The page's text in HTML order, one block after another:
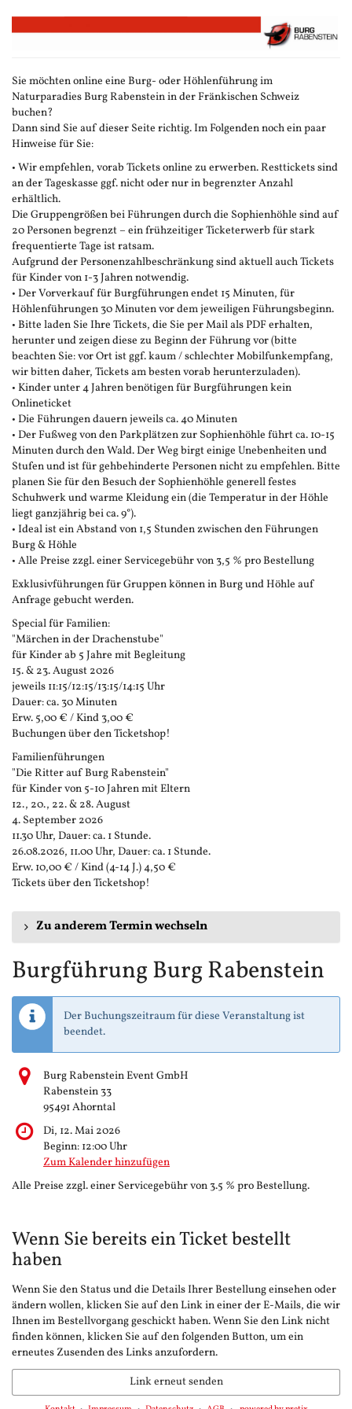
Zum
Haupt-
Sie möchten online eine Burg- oder Höhlenführung im
Naturparadies Burg Rabenstein in der Fränkischen Schweiz
buchen?
Dann sind Sie auf dieser Seite richtig. Im Folgenden noch ein paar
Hinweise für Sie:
• Wir empfehlen, vorab Tickets online zu erwerben. Resttickets sind
an der Tageskasse ggf. nicht oder nur in begrenzter Anzahl
erhältlich.
Die Gruppengrößen bei Führungen durch die Sophienhöhle sind auf
20 Personen begrenzt – ein frühzeitiger Ticketerwerb für stark
frequentierte Tage ist ratsam.
Aufgrund der Personenzahlbeschränkung sind aktuell auch Tickets
für Kinder von 1-3 Jahren notwendig.
• Der Vorverkauf für Burgführungen endet 15 Minuten, für
Höhlenführungen 30 Minuten vor dem jeweiligen Führungsbeginn.
• Bitte laden Sie Ihre Tickets, die Sie per Mail als PDF erhalten,
herunter und zeigen diese zu Beginn der Führung vor (bitte
beachten Sie: vor Ort ist ggf. kaum / schlechter Mobilfunkempfang,
wir bitten daher, Tickets am besten vorab herunterzuladen).
• Kinder unter 4 Jahren benötigen für Burgführungen kein
Onlineticket
• Die Führungen dauern jeweils ca. 40 Minuten
• Der Fußweg von den Parkplätzen zur Sophienhöhle führt ca. 10-15
Minuten durch den Wald. Der Weg birgt einige Unebenheiten und
Stufen und ist für gehbehinderte Personen nicht zu empfehlen. Bitte
planen Sie für den Besuch der Sophienhöhle generell festes
Schuhwerk und warme Kleidung ein (die Temperatur in der Höhle
liegt ganzjährig bei ca. 9°).
• Ideal ist ein Abstand von 1,5 Stunden zwischen den Führungen
Burg & Höhle
• Alle Preise zzgl. einer Servicegebühr von 3,5 % pro Bestellung
Exklusivführungen für Gruppen können in Burg und Höhle auf
Anfrage gebucht werden.
Special für Familien:
"Märchen in der Drachenstube"
für Kinder ab 5 Jahre mit Begleitung
15. & 23. August 2026
jeweils 11:15/12:15/13:15/14:15 Uhr
Dauer: ca. 30 Minuten
Erw. 5,00 € / Kind 3,00 €
Buchungen über den Ticketshop!
Familienführungen
"Die Ritter auf Burg Rabenstein"
für Kinder von 5-10 Jahren mit Eltern
12., 20., 22. & 28. August
4. September 2026
11.30 Uhr, Dauer: ca. 1 Stunde.
26.08.2026, 11.00 Uhr, Dauer: ca. 1 Stunde.
Erw. 10,00 € / Kind (4-14 J.) 4,50 €
Tickets über den Ticketshop!
Zu anderem Termin wechseln
Burgführung Burg Rabenstein
Der Buchungszeitraum für diese Veranstaltung ist
beendet.
Burg Rabenstein Event GmbH
Rabenstein 33
95491 Ahorntal
Di, 12. Mai 2026
Beginn: 12:00Uhr
Zum Kalender hinzufügen
Alle Preise zzgl. einer Servicegebühr von 3.5 % pro Bestellung.
Wenn Sie bereits ein Ticket bestellt
haben
Wenn Sie den Status und die Details Ihrer Bestellung einsehen oder
ändern wollen, klicken Sie auf den Link in einer der E-Mails, die wir
Ihnen im Bestellvorgang geschickt haben. Wenn Sie den Link nicht
finden können, klicken Sie auf den folgenden Button, um ein
erneutes Zusenden des Links anzufordern.
Link erneut senden